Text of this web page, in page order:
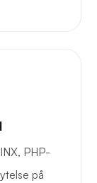
PHP-
på